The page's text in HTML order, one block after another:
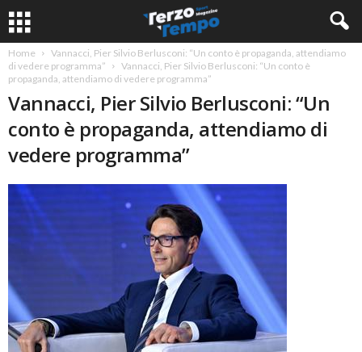
Home
Vannacci, Pier Silvio Berlusconi: “Un conto è propaganda, attendiamo
di vedere programma”
Vannacci, Pier Silvio Berlusconi: “Un conto è
propaganda, attendiamo di vedere programma”
Vannacci, Pier Silvio Berlusconi: “Un
conto è propaganda, attendiamo di
vedere programma”